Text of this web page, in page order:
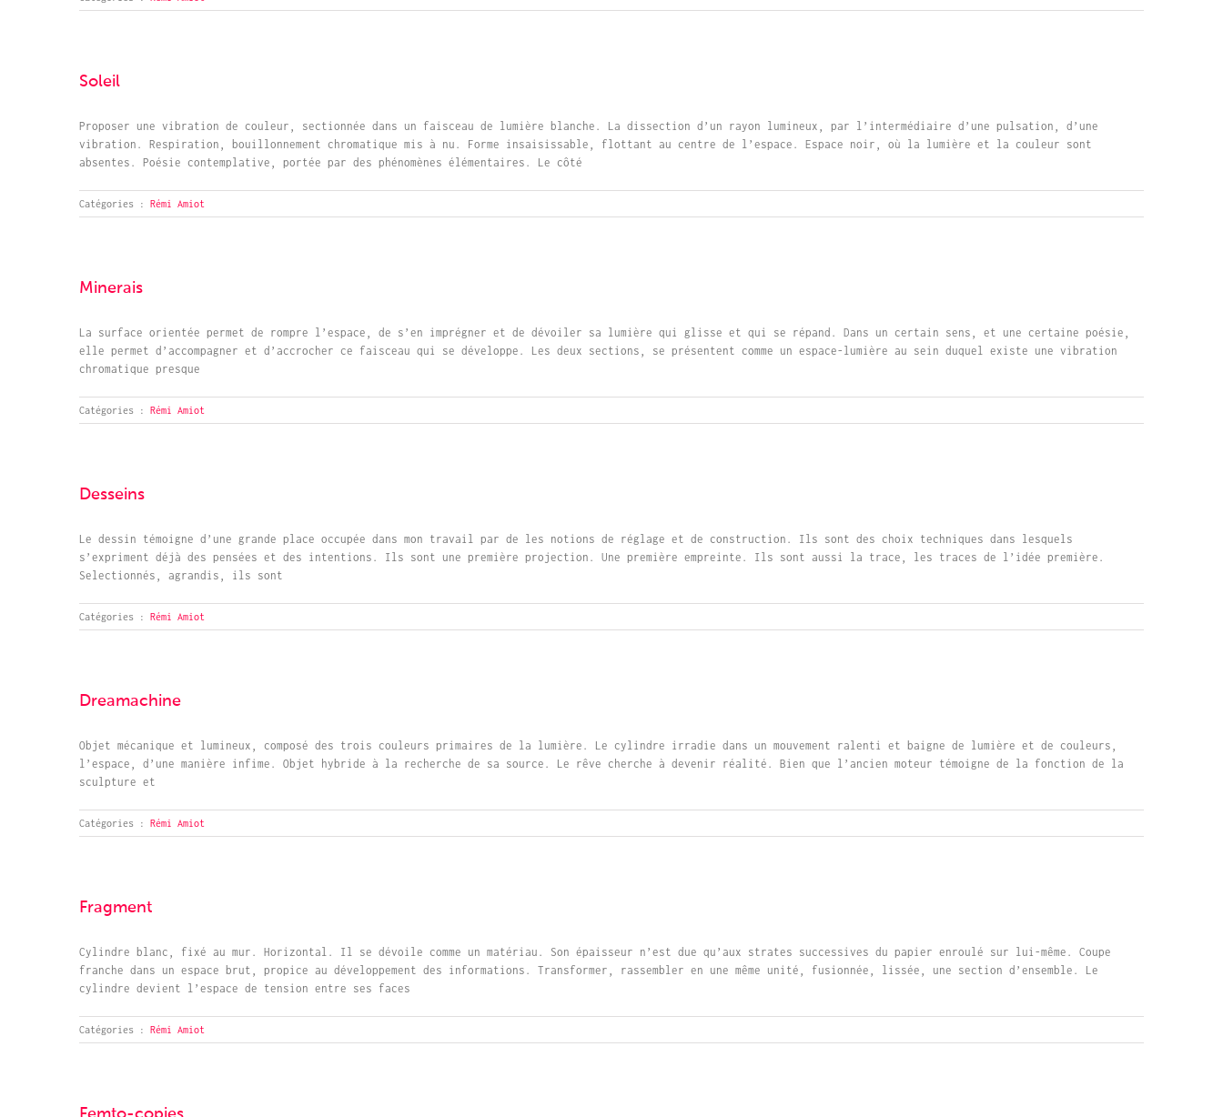
Soleil
Proposer une vibration de couleur, sectionnée dans un faisceau de lumière blanche. La dissection d’un rayon lumineux, par l’intermédiaire d’une pulsation, d’une
vibration. Respiration, bouillonnement chromatique mis à nu. Forme insaisissable, flottant au centre de l’espace. Espace noir, où la lumière et la couleur sont
absentes. Poésie contemplative, portée par des phénomènes élémentaires. Le côté
Catégories : Rémi Amiot
Minerais
La surface orientée permet de rompre l’espace, de s’en imprégner et de dévoiler sa lumière qui glisse et qui se répand. Dans un certain sens, et une certaine poésie,
elle permet d’accompagner et d’accrocher ce faisceau qui se développe. Les deux sections, se présentent comme un espace-lumière au sein duquel existe une vibration
chromatique presque
Catégories : Rémi Amiot
Desseins
Le dessin témoigne d’une grande place occupée dans mon travail par de les notions de réglage et de construction. Ils sont des choix techniques dans lesquels
s’expriment déjà des pensées et des intentions. Ils sont une première projection. Une première empreinte. Ils sont aussi la trace, les traces de l’idée première.
Selectionnés, agrandis, ils sont
Catégories : Rémi Amiot
Dreamachine
Objet mécanique et lumineux, composé des trois couleurs primaires de la lumière. Le cylindre irradie dans un mouvement ralenti et baigne de lumière et de couleurs,
l’espace, d’une manière infime. Objet hybride à la recherche de sa source. Le rêve cherche à devenir réalité. Bien que l’ancien moteur témoigne de la fonction de la
sculpture et
Catégories : Rémi Amiot
Fragment
Cylindre blanc, fixé au mur. Horizontal. Il se dévoile comme un matériau. Son épaisseur n’est due qu’aux strates successives du papier enroulé sur lui-même. Coupe
franche dans un espace brut, propice au développement des informations. Transformer, rassembler en une même unité, fusionnée, lissée, une section d’ensemble. Le
cylindre devient l’espace de tension entre ses faces
Catégories : Rémi Amiot